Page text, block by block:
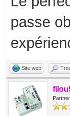
passe
Site web